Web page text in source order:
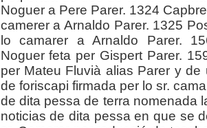
Noguer a Pere Parer. 1324
camerer a Arnaldo Parer. 1325
lo camarer a Arnaldo Parer.
Noguer feta per Gispert Parer.
per Mateu Fluvià alias Parer y
de foriscapi firmada per lo sr.
de dita pessa de terra nomenada
noticias de dita pessa en que se